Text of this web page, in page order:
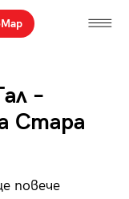
–
Стара
повече